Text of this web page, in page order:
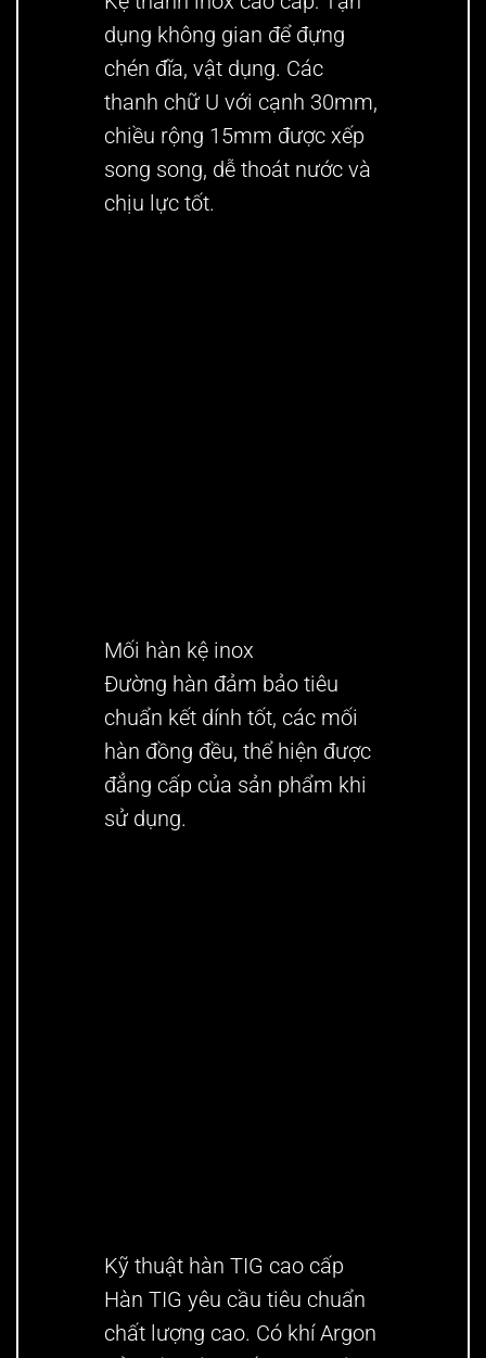
dụng không gian để đựng
chén đĩa, vật dụng. Các
thanh chữ U với cạnh 30mm,
chiều rộng 15mm được xếp
song song, dễ thoát nước và
chịu lực tốt.
Mối hàn kệ inox
Đường hàn đảm bảo tiêu
chuẩn kết dính tốt, các mối
hàn đồng đều, thể hiện được
đẳng cấp của sản phẩm khi
sử dụng.
Kỹ thuật hàn TIG cao cấp
Hàn TIG yêu cầu tiêu chuẩn
chất lượng cao. Có khí Argon